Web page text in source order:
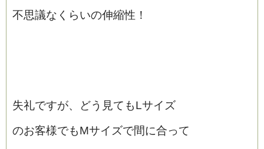
不思議なくらいの伸縮性！
失礼ですが、どう見てもLサイズ
のお客様でもMサイズで間に合って